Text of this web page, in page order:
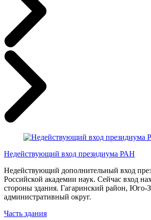
Недействующий вход президиума РАН
Недействующий дополнительный вход
Российской академии наук. Сейчас вход
стороны здания. Гагаринский район, Юго-
административный округ.
Часть здания